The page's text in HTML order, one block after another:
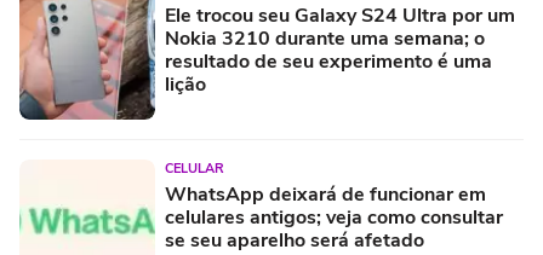
Ele trocou seu Galaxy S24 Ultra por um
Nokia 3210 durante uma semana; o
resultado de seu experimento é uma
lição
CELULAR
WhatsApp deixará de funcionar em
celulares antigos; veja como consultar
se seu aparelho será afetado